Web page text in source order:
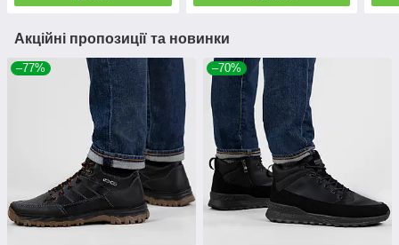
Акційні пропозиції та новинки
–77% –70%